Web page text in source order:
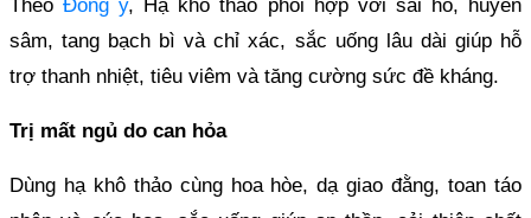
TheoĐông y, Hạ khô thảo phối hợp với sài hồ, huyền
sâm, tang bạch bì và chỉ xác, sắc uống lâu dài giúp hỗ
trợ thanh nhiệt, tiêu viêm và tăng cường sức đề kháng.
Trị mất ngủ do can hỏa
Dùng hạ khô thảo cùng hoa hòe, dạ giao đằng, toan táo